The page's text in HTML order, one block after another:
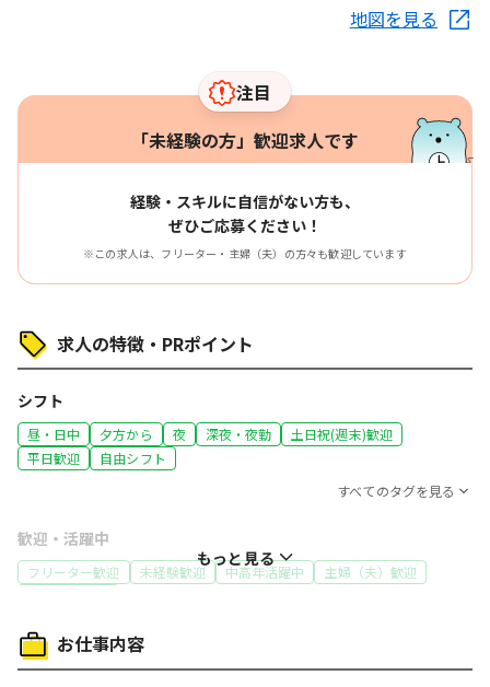
地図を見る
注目
「未経験の方」歓迎求人です
経験・スキルに自信がない方も、
ぜひご応募ください！
※この求人は、フリーター・主婦（夫）の方々も歓迎しています
求人の特徴・PRポイント
シフト
昼・日中 夕方から 夜 深夜・夜勤
土日祝(週末)歓迎
平日歓迎
自由シフト
すべてのタグを見る
歓迎・活躍中
フリーター歓迎 未経験歓迎 中高年活躍中
主婦（夫）歓迎
特徴
社員登用あり 大量募集
もっと見る
お仕事内容